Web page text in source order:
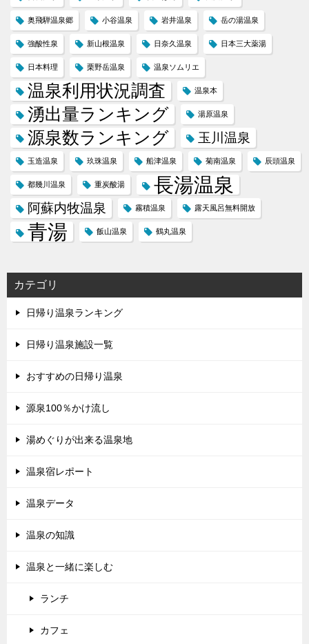
奥飛騨温泉郷 小谷温泉 岩井温泉 岳の湯温泉
強酸性泉 新山根温泉 日奈久温泉 日本三大薬湯
日本料理 栗野岳温泉 温泉ソムリエ
温泉利用状況調査 温泉本
湧出量ランキング 湯原温泉
源泉数ランキング 玉川温泉
玉造温泉 玖珠温泉 船津温泉 菊南温泉 辰頭温泉
都幾川温泉 重炭酸湯 長湯温泉
阿蘇内牧温泉 霧積温泉 露天風呂無料開放
青湯 飯山温泉 鶴丸温泉
カテゴリ
日帰り温泉ランキング
日帰り温泉施設一覧
おすすめの日帰り温泉
源泉100％かけ流し
湯めぐりが出来る温泉地
温泉宿レポート
温泉データ
温泉の知識
温泉と一緒に楽しむ
ランチ
カフェ